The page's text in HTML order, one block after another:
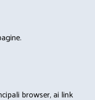
browser, ai link